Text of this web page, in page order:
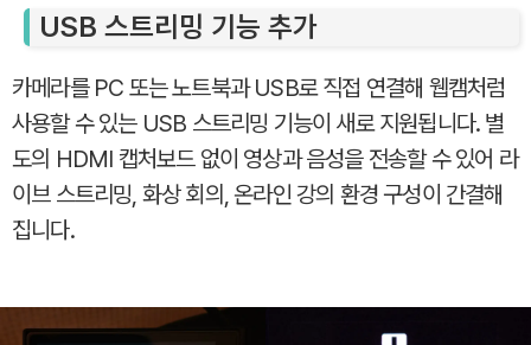
USB 스트리밍 기능 추가
카메라를 PC 또는 노트북과 USB로 직접 연결해 웹캠처럼
사용할 수 있는 USB 스트리밍 기능이 새로 지원됩니다. 별
도의 HDMI 캡처보드 없이 영상과 음성을 전송할 수 있어 라
이브 스트리밍, 화상 회의, 온라인 강의 환경 구성이 간결해
집니다.